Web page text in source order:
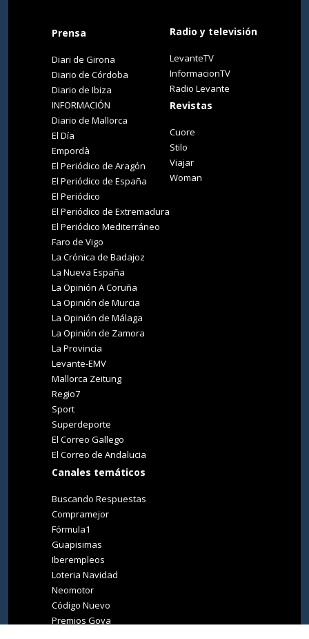
Prensa
Diari de Girona
Diario de Córdoba
Diario de Ibiza
INFORMACIÓN
Diario de Mallorca
El Día
Empordà
El Periódico de Aragón
El Periódico de España
El Periódico
El Periódico de Extremadura
El Periódico Mediterráneo
Faro de Vigo
La Crónica de Badajoz
La Nueva España
La Opinión A Coruña
La Opinión de Murcia
La Opinión de Málaga
La Opinión de Zamora
La Provincia
Levante-EMV
Mallorca Zeitung
Regio7
Sport
Superdeporte
El Correo Gallego
El Correo de Andalucia
Canales temáticos
Buscando Respuestas
Compramejor
Fórmula1
Guapisimas
Iberempleos
Loteria Navidad
Neomotor
Código Nuevo
Premios Goya
Radio y televisión
LevanteTV
InformacionTV
Radio Levante
Revistas
Cuore
Stilo
Viajar
Woman